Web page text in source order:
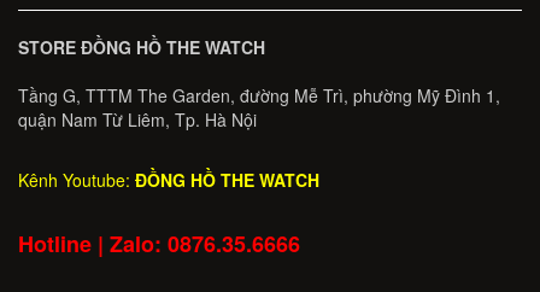
STORE ĐỒNG HỒ THE WATCH
Tầng G, TTTM The Garden, đường Mễ Trì, phường Mỹ Đình 1,
quận Nam Từ Liêm, Tp. Hà Nội
Kênh Youtube: ĐỒNG HỒ THE WATCH
Hotline | Zalo: 0876.35.6666